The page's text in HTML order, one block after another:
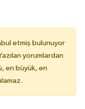
etmiş bulunuyor
yorumlardan
en büyük, en